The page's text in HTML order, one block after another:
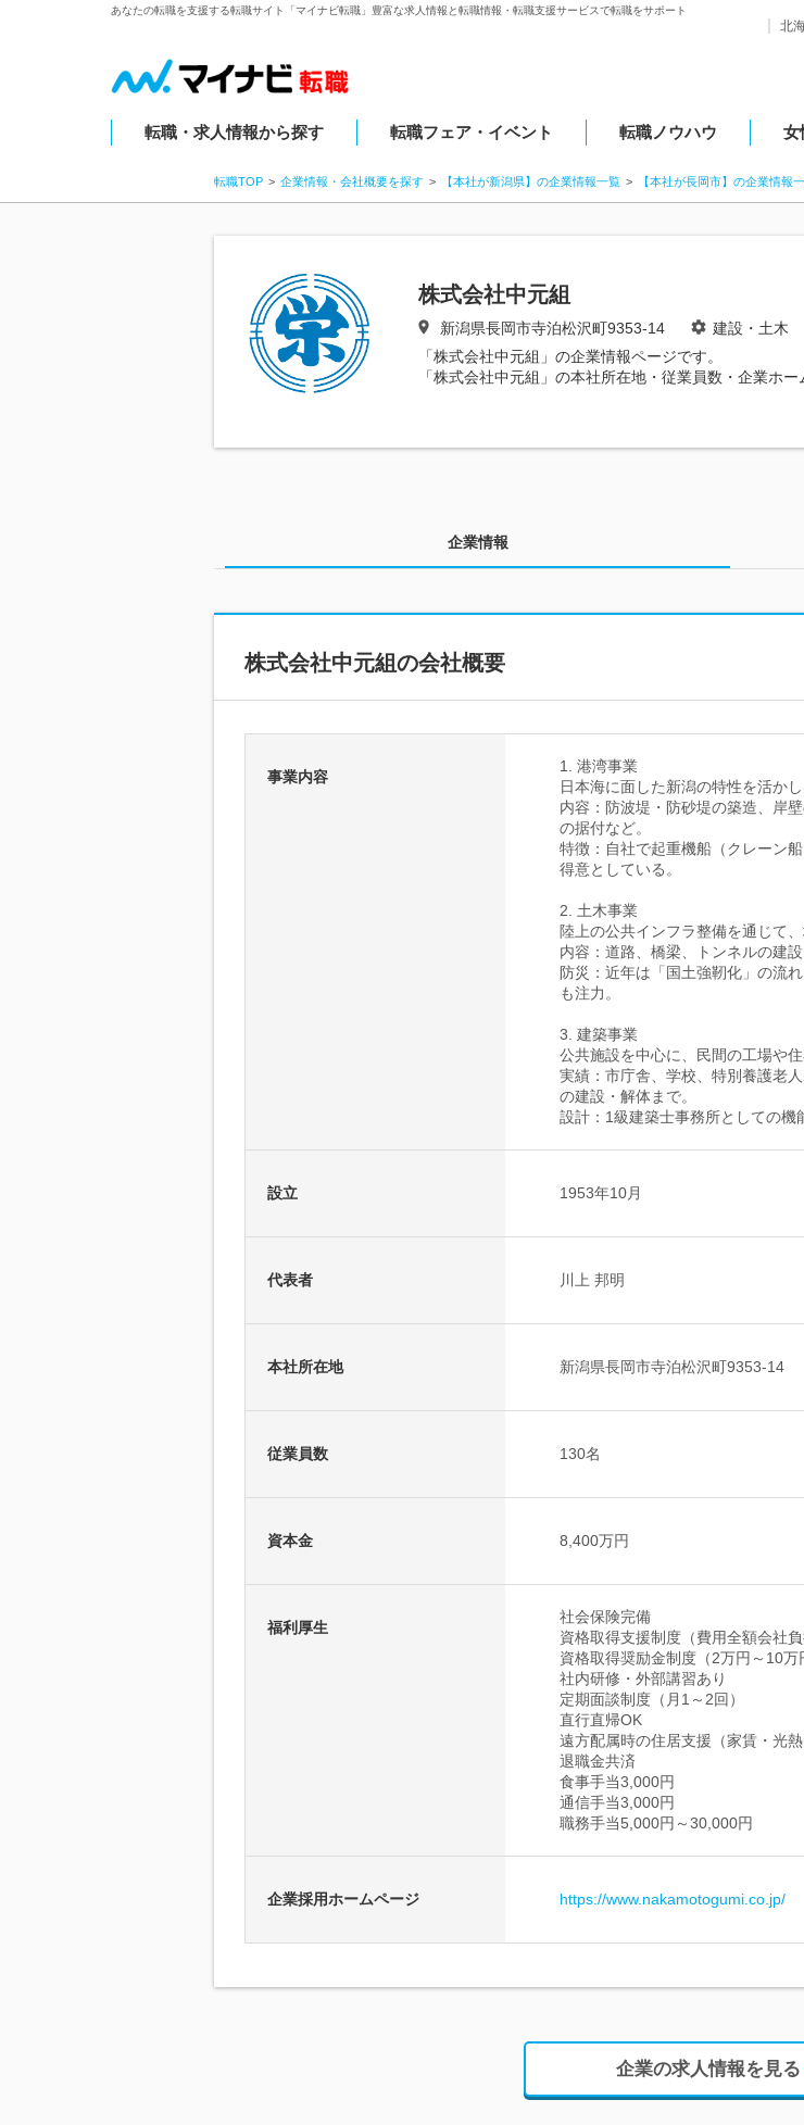
あなたの転職を支援する転職サイト「マイナビ転職」豊富な求人情報と転職情報・転職支援サービスで転職をサポート
北
転職・求人情報から探す 転職フェア・イベント 転職ノウハウ 女
転職TOP 企業情報・会社概要を探す 【本社が新潟県】の企業情報一覧 【本社が長岡市】の企業情報
株式会社中元組
新潟県長岡市寺泊松沢町9353-14
建設・土木
「株式会社中元組」の企業情報ページです。
「株式会社中元組」の本社所在地・従業員数・企業ホ
企業情報
株式会社中元組の会社概要
事業内容
1. 港湾事業
日本海に面した新潟の特性を活か
内容：防波堤・防砂堤の築造、岸
の据付など。
特徴：自社で起重機船（クレーン
得意としている。
2. 土木事業
陸上の公共インフラ整備を通じて
内容：道路、橋梁、トンネルの建
防災：近年は「国土強靭化」の流
も注力。
3. 建築事業
公共施設を中心に、民間の工場や
実績：市庁舎、学校、特別養護老
の建設・解体まで。
設計：1級建築士事務所としての機
設立 1953年10月
代表者 川上 邦明
本社所在地 新潟県長岡市寺泊松沢町9353-14
従業員数 130名
資本金 8,400万円
福利厚生
社会保険完備
資格取得支援制度（費用全額会社負
資格取得奨励金制度（2万円～10万
社内研修・外部講習あり
定期面談制度（月1～2回）
直行直帰OK
遠方配属時の住居支援（家賃・光熱
退職金共済
食事手当3,000円
通信手当3,000円
職務手当5,000円～30,000円
企業採用ホームページ https://www.nakamotogumi.co.jp/
企業の求人情報を見る